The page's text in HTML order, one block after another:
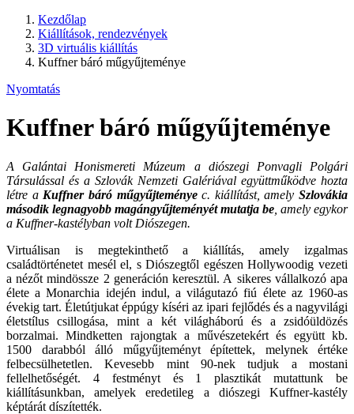
Kezdőlap
Kiállítások, rendezvények
3D virtuális kiállítás
Kuffner báró műgyűjteménye
Nyomtatás
Kuffner báró műgyűjteménye
A Galántai Honismereti Múzeum a diószegi Ponvagli Polgári
Társulással és a Szlovák Nemzeti Galériával együttműködve hozta
létre a Kuffner báró műgyűjteményec. kiállítást, amely Szlovákia
második legnagyobb magángyűjteményét mutatja be , amely egykor
a Kuffner-kastélyban volt Diószegen.
Virtuálisan is megtekinthető a kiállítás, amely izgalmas
családtörténetet mesél el, s Diószegtől egészen Hollywoodig vezeti
a nézőt mindössze 2 generáción keresztül. A sikeres vállalkozó apa
élete a Monarchia idején indul, a világutazó fiú élete az 1960-as
évekig tart. Életútjukat éppúgy kíséri az ipari fejlődés és a nagyvilági
életstílus csillogása, mint a két világháború és a zsidóüldözés
borzalmai. Mindketten rajongtak a művészetekért és együtt kb.
1500 darabból álló műgyűjteményt építettek, melynek értéke
felbecsülhetetlen. Kevesebb mint 90-nek tudjuk a mostani
fellelhetőségét. 4 festményt és 1 plasztikát mutattunk be
kiállításunkban, amelyek eredetileg a diószegi Kuffner-kastély
képtárát díszítették.